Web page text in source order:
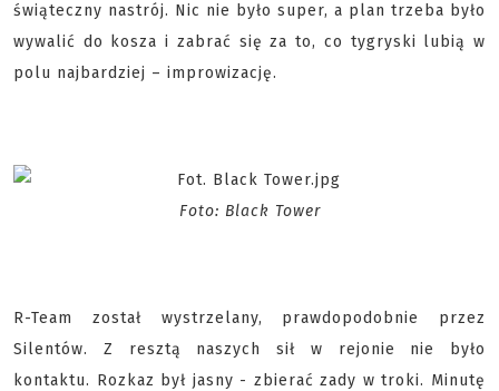
świąteczny nastrój. Nic nie było super, a plan trzeba było
wywalić do kosza i zabrać się za to, co tygryski lubią w
polu najbardziej – improwizację.
Foto: Black Tower
R-Team został wystrzelany, prawdopodobnie przez
Silentów. Z resztą naszych sił w rejonie nie było
kontaktu. Rozkaz był jasny - zbierać zady w troki. Minutę